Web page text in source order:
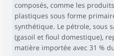
composés, comme les
plastiques sous forme
synthétique. Le pétrole, sous
(gasoil et fioul domestique),
matière importée avec 31 %